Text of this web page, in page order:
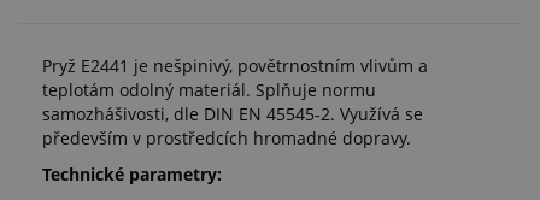
Pryž E2441 je nešpinivý, povětrnostním vlivům a
teplotám odolný materiál. Splňuje normu
samozhášivosti, dle DIN EN 45545-2. Využívá se
především v prostředcích hromadné dopravy.
Technické parametry: